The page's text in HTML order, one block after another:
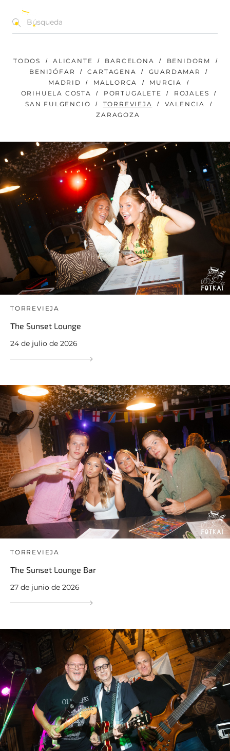
TODOS ALICANTE BARCELONA
BENIDORM
BENIJÓFAR
CARTAGENA
GUARDAMAR
MADRID
MALLORCA
MURCIA
ORIHUELA COSTA
PORTUGALETE
ROJALES
SAN FULGENCIO
TORREVIEJA
VALENCIA
ZARAGOZA
TORREVIEJA
The Sunset Lounge
24 de julio de 2026
TORREVIEJA
The Sunset Lounge Bar
27 de junio de 2026